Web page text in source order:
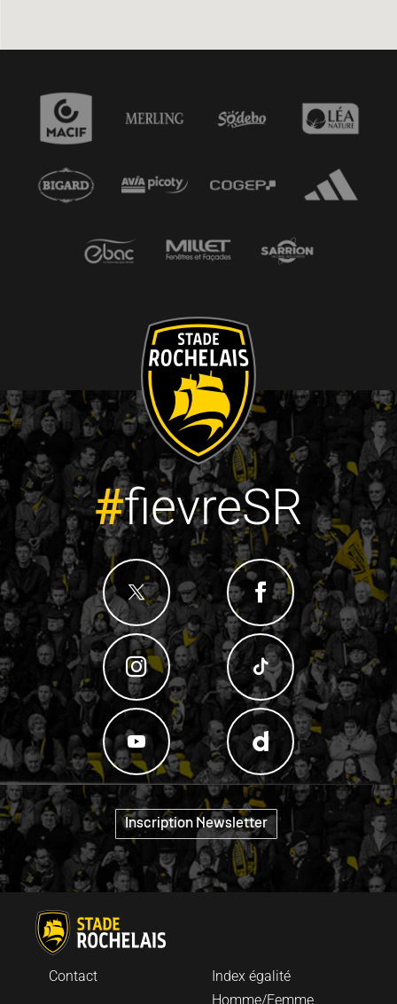
#fievreSR
Inscription Newsletter "
Index égalité
Homme/Femme
Contact